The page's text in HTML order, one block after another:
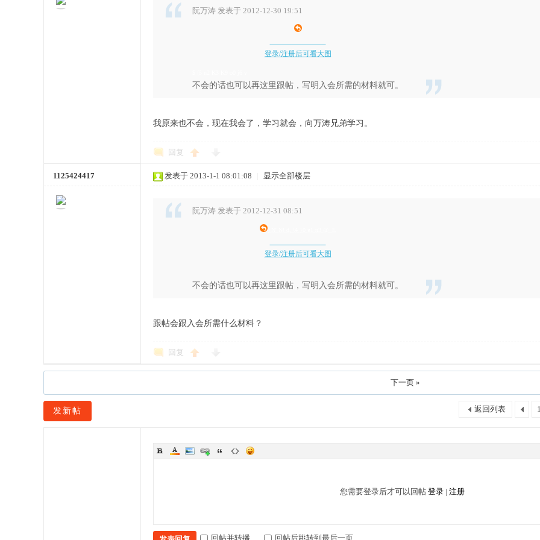
阮万涛 发表于 2012-12-30 19:51
登录/注册后可看大图
不会的话也可以再这里跟帖，写明入会所需的材料就可。
我原来也不会，现在我会了，学习就会，向万涛兄弟学习。
回复
1125424417 发表于 2013-1-1 08:01:08 显示全部楼层
阮万涛 发表于 2012-12-31 08:51
登录/注册后可看大图
不会的话也可以再这里跟帖，写明入会所需的材料就可。
跟帖会跟入会所需什么材料？
回复
下一页 »
1
返回列表
发新帖
您需要登录后才可以回帖 登录 | 注册
回帖并转播 回帖后跳转到最后一页